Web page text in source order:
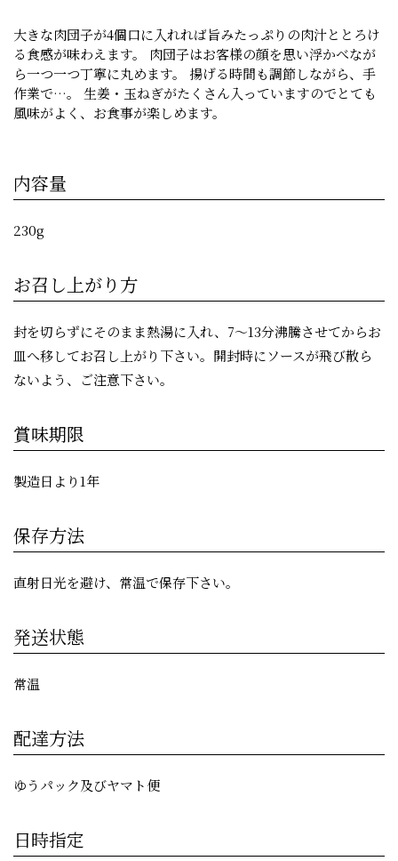
大きな肉団子が4個口に入れれば旨みたっぷりの肉汁ととろけ
る食感が味わえます。 肉団子はお客様の顔を思い浮かべなが
ら一つ一つ丁寧に丸めます。 揚げる時間も調節しながら、手
作業で…。 生姜・玉ねぎがたくさん入っていますのでとても
風味がよく、お食事が楽しめます。
内容量
230g
お召し上がり方
封を切らずにそのまま熱湯に入れ、7〜13分沸騰させてからお
皿へ移してお召し上がり下さい。開封時にソースが飛び散ら
ないよう、ご注意下さい。
賞味期限
製造日より1年
保存方法
直射日光を避け、常温で保存下さい。
発送状態
常温
配達方法
ゆうパック及びヤマト便
日時指定